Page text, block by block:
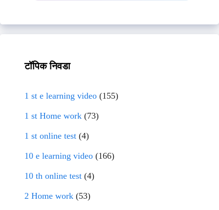
टॉपिक निवडा
1 st e learning video (155)
1 st Home work (73)
1 st online test (4)
10 e learning video (166)
10 th online test (4)
2 Home work (53)